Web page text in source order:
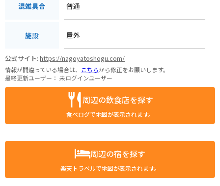
混雑具合 普通
施設 屋外
公式サイト:https://nagoyatoshogu.com/
情報が間違っている場合は、 こちらから修正をお願いします。
最終更新ユーザー： 未ログインユーザー
周辺の飲食店を探す
食べログで地図が表示されます。
周辺の宿を探す
楽天トラベルで地図が表示されます。